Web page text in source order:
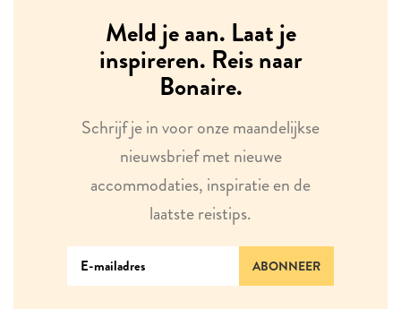
Meld je aan. Laat je
inspireren. Reis naar
Bonaire.
Schrijf je in voor onze maandelijkse
nieuwsbrief met nieuwe
accommodaties, inspiratie en de
laatste reistips.
ABONNEER